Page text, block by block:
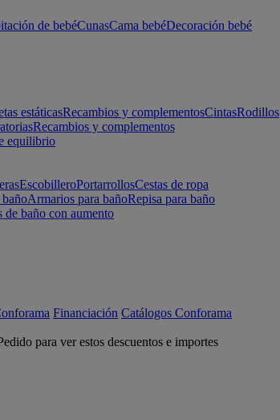
de bebéCunasCama bebéDecoración bebé
estáticasRecambios y complementosCintasRodillos
Recambios y complementos
equilibrio
EscobilleroPortarrollosCestas de ropa
bañoArmarios para bañoRepisa para baño
de baño con aumento
Financiación Catálogos Conforama
para ver estos descuentos e importes